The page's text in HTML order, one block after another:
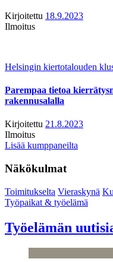
Kirjoitettu 18.9.2023
Ilmoitus
Helsingin kiertotalouden
Parempaa tietoa
rakennusalalla
Kirjoitettu 21.8.2023
Ilmoitus
Lisää kumppaneilta
Näkökulmat
Toimitukselta Vieraskynä
Työpaikat & työelämä
Työelämän